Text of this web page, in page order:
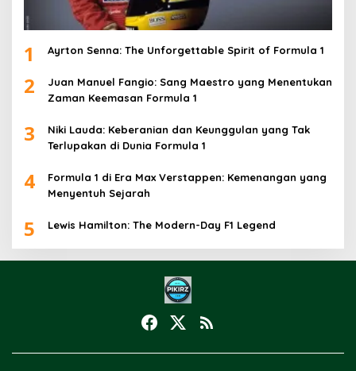
1 Ayrton Senna: The Unforgettable Spirit of Formula 1
2
Juan Manuel Fangio: Sang Maestro yang Menentukan
Zaman Keemasan Formula 1
3
Niki Lauda: Keberanian dan Keunggulan yang Tak
Terlupakan di Dunia Formula 1
4
Formula 1 di Era Max Verstappen: Kemenangan yang
Menyentuh Sejarah
5 Lewis Hamilton: The Modern-Day F1 Legend